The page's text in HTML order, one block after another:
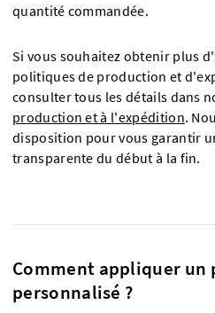
quantité commandée.
Si vous souhaitez obtenir plus
politiques de production et
consulter tous les détails dans
production et à l'expédition.
disposition pour vous garantir
transparente du début à la fin.
Comment appliquer
personnalisé ?